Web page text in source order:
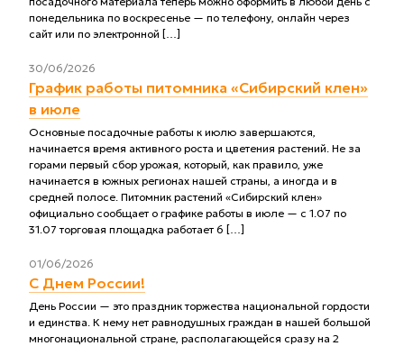
понедельника по воскресенье — по телефону, онлайн через
сайт или по электронной […]
30/06/2026
График работы питомника «Сибирский клен»
в июле
Основные посадочные работы к июлю завершаются,
начинается время активного роста и цветения растений. Не за
горами первый сбор урожая, который, как правило, уже
начинается в южных регионах нашей страны, а иногда и в
средней полосе. Питомник растений «Сибирский клен»
официально сообщает о графике работы в июле — с 1.07 по
31.07 торговая площадка работает 6 […]
01/06/2026
С Днем России!
День России — это праздник торжества национальной гордости
и единства. К нему нет равнодушных граждан в нашей большой
многонациональной стране, располагающейся сразу на 2